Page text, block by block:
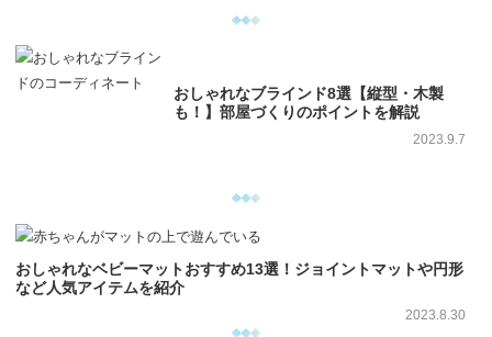
おしゃれなブラインド8選【縦型・木製
も！】部屋づくりのポイントを解説
2023.9.7
おしゃれなベビーマットおすすめ13選！ジョイントマットや円形
など人気アイテムを紹介
2023.8.30